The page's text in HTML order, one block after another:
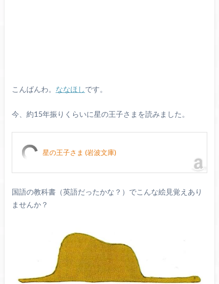
こんばんわ。 ななほしです。
今、約15年振りくらいに星の王子さまを読みました。
星の王子さま (岩波文庫)
国語の教科書（英語だったかな？）でこんな絵見覚えあり
ませんか？